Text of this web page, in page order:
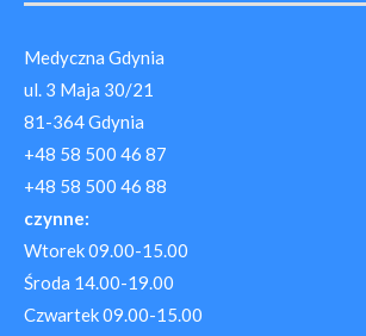
Medyczna Gdynia
ul. 3 Maja 30/21
81-364 Gdynia
+48 58 500 46 87
+48 58 500 46 88
czynne:
Wtorek 09.00-15.00
Środa 14.00-19.00
Czwartek 09.00-15.00